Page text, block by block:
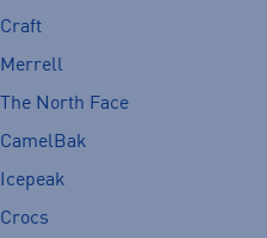
Craft
Merrell
The North Face
CamelBak
Icepeak
Crocs